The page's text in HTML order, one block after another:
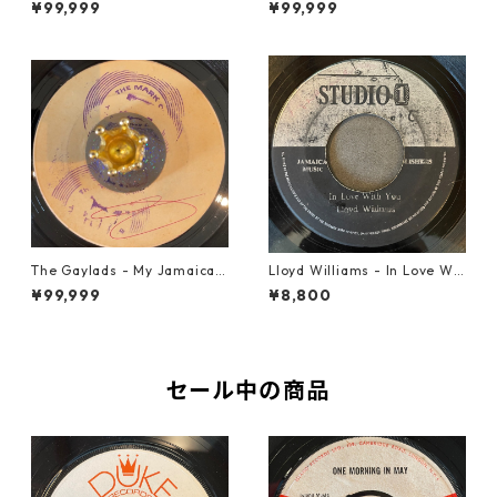
¥99,999 ¥99,999
The Gaylads - My Jamaican
Girl【7-22009】
¥99,999
Lloyd Williams - In Love Wit
h You【7-21917】
¥8,800
セール中の商品